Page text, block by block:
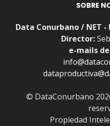
SOBRE
Data Conurbano / NET
Director:
e-mails
© DataConurbano
Propiedad